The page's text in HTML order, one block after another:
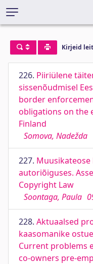
Kirjeid
226. Piiriülene
sissenõudmisel
border
obligations on the
Finland
Somova, Nadežda
227.
autoriõiguses.
Copyright Law
Soontaga, Paula
228. Aktuaalsed
kaasomanike
Current problems
co-owners pre-